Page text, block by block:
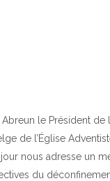
le Président de
de l’Église
nous adresse un
du